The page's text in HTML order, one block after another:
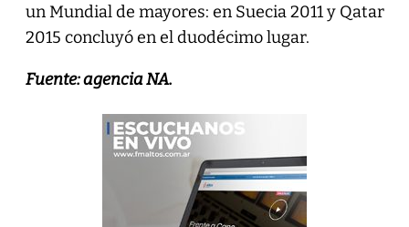
un Mundial de mayores: en Suecia 2011 y Qatar
2015 concluyó en el duodécimo lugar.
Fuente: agencia NA.